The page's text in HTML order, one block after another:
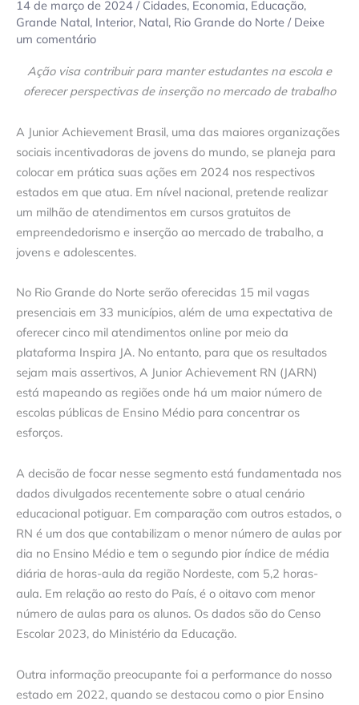
14 de março de 2024 / Cidades, Economia, Educação,
Grande Natal, Interior, Natal, Rio Grande do Norte / Deixe
um comentário
Ação visa contribuir para manter estudantes na escola e
oferecer perspectivas de inserção no mercado de trabalho
A Junior Achievement Brasil, uma das maiores organizações
sociais incentivadoras de jovens do mundo, se planeja para
colocar em prática suas ações em 2024 nos respectivos
estados em que atua. Em nível nacional, pretende realizar
um milhão de atendimentos em cursos gratuitos de
empreendedorismo e inserção ao mercado de trabalho, a
jovens e adolescentes.
No Rio Grande do Norte serão oferecidas 15 mil vagas
presenciais em 33 municípios, além de uma expectativa de
oferecer cinco mil atendimentos online por meio da
plataforma Inspira JA. No entanto, para que os resultados
sejam mais assertivos, A Junior Achievement RN (JARN)
está mapeando as regiões onde há um maior número de
escolas públicas de Ensino Médio para concentrar os
esforços.
A decisão de focar nesse segmento está fundamentada nos
dados divulgados recentemente sobre o atual cenário
educacional potiguar. Em comparação com outros estados, o
RN é um dos que contabilizam o menor número de aulas por
dia no Ensino Médio e tem o segundo pior índice de média
diária de horas-aula da região Nordeste, com 5,2 horas-
aula. Em relação ao resto do País, é o oitavo com menor
número de aulas para os alunos. Os dados são do Censo
Escolar 2023, do Ministério da Educação.
Outra informação preocupante foi a performance do nosso
estado em 2022, quando se destacou como o pior Ensino